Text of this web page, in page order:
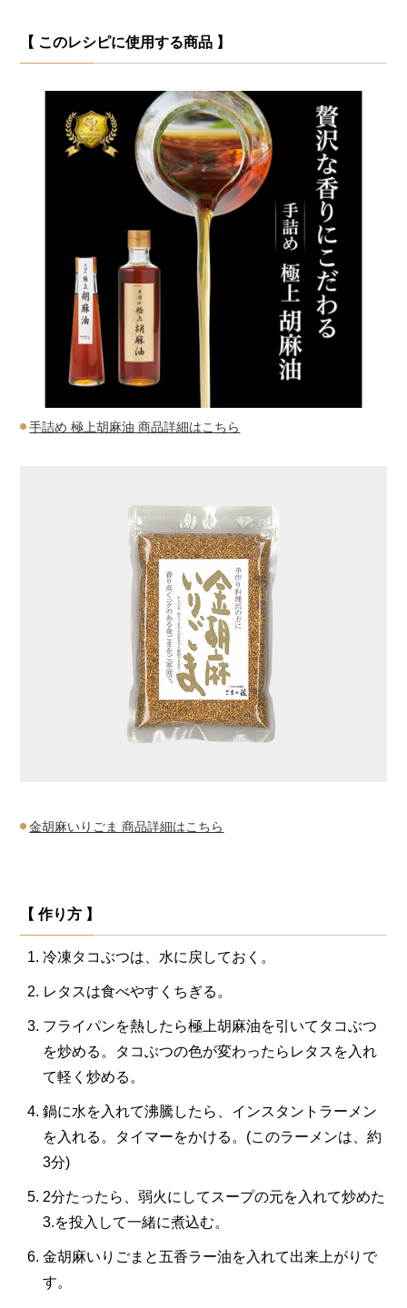
【 このレシピに使用する商品 】
手詰め 極上胡麻油 商品詳細はこちら
金胡麻いりごま 商品詳細はこちら
【 作り方 】
冷凍タコぶつは、水に戻しておく。
レタスは食べやすくちぎる。
フライパンを熱したら極上胡麻油を引いてタコぶつ
を炒める。タコぶつの色が変わったらレタスを入れ
て軽く炒める。
鍋に水を入れて沸騰したら、インスタントラーメン
を入れる。タイマーをかける。(このラーメンは、約
3分)
2分たったら、弱火にしてスープの元を入れて炒めた
3.を投入して一緒に煮込む。
金胡麻いりごまと五香ラー油を入れて出来上がりで
す。